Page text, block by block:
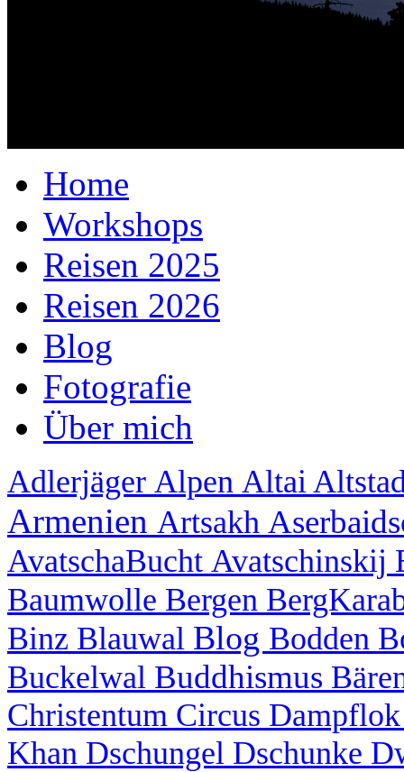
Home
Workshops
Reisen 2025
Reisen 2026
Blog
Fotografie
Über mich
Adlerjäger Alpen Altai
Armenien Artsakh
AvatschaBucht Avatschinskij
Baumwolle Bergen
Binz Blauwal Blog Bodden
Buckelwal Buddhismus
Christentum Circus
Khan Dschungel Dschunke